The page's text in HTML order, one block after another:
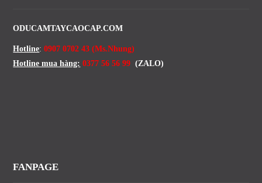
ODUCAMTAYCAOCAP.COM
Hotline:0907 0702 43 (Ms.Nhung)
Hotline mua hàng: 0377 56 56 99 (ZALO)
FANPAGE